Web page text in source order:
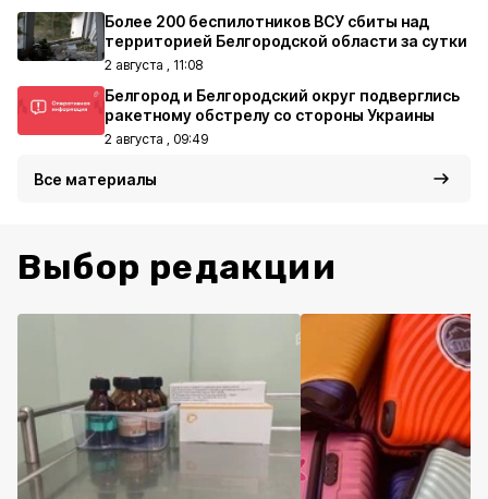
Более 200 беспилотников ВСУ сбиты над
территорией Белгородской области за сутки
2 августа , 11:08
Белгород и Белгородский округ подверглись
ракетному обстрелу со стороны Украины
2 августа , 09:49
Все материалы
Выбор редакции